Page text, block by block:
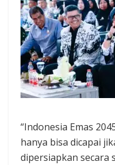
“Indonesia Emas
hanya bisa dicapai
dipersiapkan secara